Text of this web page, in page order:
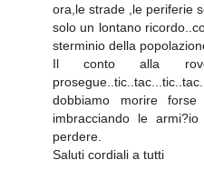
ora,le strade ,le periferie
solo un lontano
sterminio della
Il conto alla
dobbiamo morire
imbracciando le
perdere.
Saluti cordiali a tutti